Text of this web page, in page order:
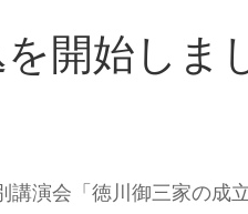
開始しま
演会「徳川御三家の成